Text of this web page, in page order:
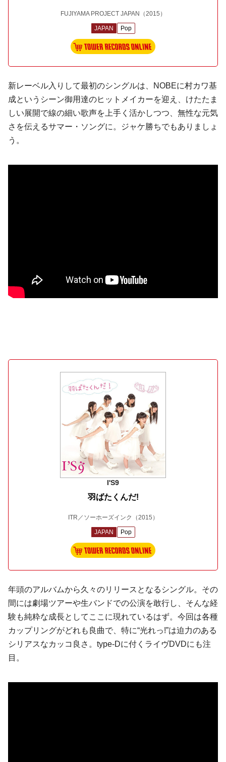
FUJIYAMA PROJECT JAPAN （2015）
JAPAN Pop
新レーベル入りして最初のシングルは、 NOBEに村カワ基
成というシーン御用達のヒットメイカーを迎え、けたたま
しい展開で線の細い歌声を上手く活かしつつ、無性な元気
さを伝えるサマー・ソングに。ジャケ勝ちでもありましょ
う。
I'S9
羽ばたくんだ!
ITR／ソーホーズインク （2015）
JAPAN Pop
年頭のアルバムから久々のリリースとなるシングル。その
間には劇場ツアーや生バンドでの公演を敢行し、そんな経
験も純粋な成長としてここに現れているはず。今回は各種
カップリングがどれも良曲で、特に“光れっ!”は迫力のある
シリアスなカッコ良さ。type-Dに付くライヴDVDにも注
目。